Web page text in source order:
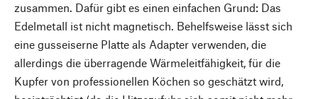
zusammen. Dafür gibt es einen einfachen Grund: Das
Edelmetall ist nicht magnetisch. Behelfsweise lässt sich
eine gusseiserne Platte als Adapter verwenden, die
allerdings die überragende Wärmeleitfähigkeit, für die
Kupfer von professionellen Köchen so geschätzt wird,